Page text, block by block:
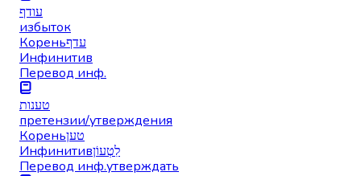
עודף
избыток
Кореньעדף
Инфинитив
Перевод инф.
טענות
претензии/утверждения
Кореньטען
Инфинитивלִטְעוֹן
Перевод инф.утверждать